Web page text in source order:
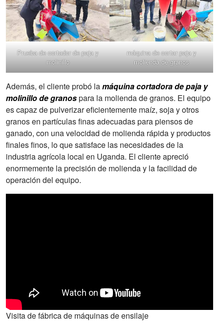
Prueba de cortador de paja y
molinillo
máquina de cortar paja y
molienda de granos
Además, el cliente probó lamáquina cortadora de paja y
molinillo de granospara la molienda de granos. El equipo
es capaz de pulverizar eficientemente maíz, soja y otros
granos en partículas finas adecuadas para piensos de
ganado, con una velocidad de molienda rápida y productos
finales finos, lo que satisface las necesidades de la
industria agrícola local en Uganda. El cliente apreció
enormemente la precisión de molienda y la facilidad de
operación del equipo.
Visita de fábrica de máquinas de ensilaje